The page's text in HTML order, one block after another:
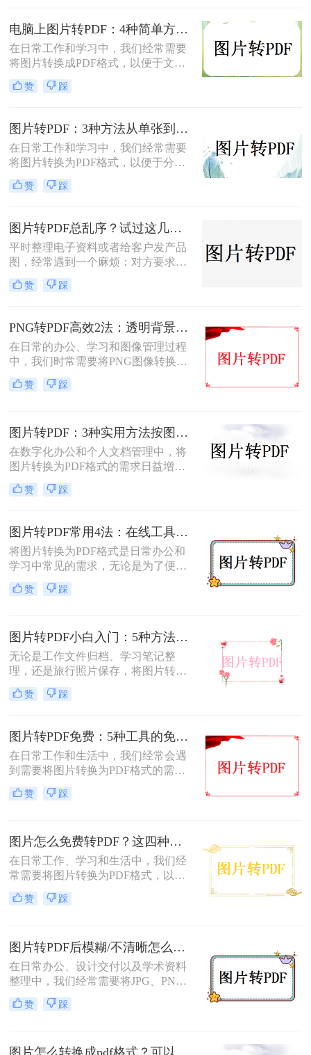
行，转完PDF却模糊了；十几页的扫
描件，一页一页转太磨人；还有些涉
及隐私的文件，不敢随便往在线工具
里传。
电脑上图片转PDF：4种简单方法的操作步骤和DPI设置！
在日常工作和学习中，我们经常需要
将图片转换成PDF格式，以便于文件
的传输、存储和打印。那么电脑上怎
么图片转pdf呢？本文将介绍三种在电
您根据不同的需求选择最合适的方
法。
赞 踩
图片转PDF：3种方法从单张到批量转换的操作差异！
在日常工作和学习中，我们经常需要
将图片转换为PDF格式，以便于分
享、打印和存档。那么图片怎么转pdf
呢？本文将介绍三种常用的将图片转
同的需求选择最合适的方式。
赞 踩
图片转PDF总乱序？试过这几个方法后顺手多了
平时整理电子资料或者给客户发产品
图，经常遇到一个麻烦：对方要求把
一堆零散的图片打包成一个完整的
PDF文件。如果一张张发过去，不仅
混。很多朋友一搜“图片转pdf怎么
弄”，出来一堆复杂的教程，其实只
要找对工具，这事儿非常简单。本文
就按大家最常用的场景（在线免安
装、批量处理、手机自带功能）整理
了几个亲测好用的办法，帮你轻松搞
赞 踩
PNG转PDF高效2法：透明背景保留和文件压缩设置！
在日常的办公、学习和图像管理过程
中，我们时常需要将PNG图像转换为
PDF文件。PDF文件格式因其良好的
兼容性、稳定性和在不同设备上显示
片转PDF的方法。
赞 踩
图片转PDF：3种实用方法按图片格式（JPG/PNG/BMP）选！
在数字化办公和个人文档管理中，将
图片转换为PDF格式的需求日益增
长。PDF（Portable Document
Format）因其跨平台兼容性、不易变
享。那么如何把图片转换成PDF呢？
本文将介绍几种实用的方法来帮助您
完成图片到PDF的转换。
赞 踩
图片转PDF常用4法：在线工具、桌面软件、手机APP和打印导出的适用边界！
将图片转换为PDF格式是日常办公和
学习中常见的需求，无论是为了便于
分享、存储还是打印。那么图片转为
pdf怎么弄呢？本文将介绍几种常用的
赞 踩
图片转PDF小白入门：5种方法从最简单到最专业逐步升级！
无论是工作文件归档、学习笔记整
理，还是旅行照片保存，将图片转换
为PDF都能让内容更规范、更易分
享。那么如何图片转pdf呢？本文提供
5种常用方法，3分钟即可学会！
赞 踩
图片转PDF免费：5种工具的免费额度、水印和文件限制对比！
在日常工作和生活中，我们经常会遇
到需要将图片转换为PDF格式的需
求。无论是为了方便存档、分享或打
印，将图片转换为PDF格式是一项很
简便方法来帮助您免费将图片转换为
PDF格式。
赞 踩
图片怎么免费转PDF？这四种方法轻松搞定！
在日常工作、学习和生活中，我们经
常需要将图片转换为PDF格式，以便
于分享、打印或存档。PDF文件因其
跨平台兼容性、保持格式不变以及安
片转换为PDF，无需花费任何费用即
可轻松完成转换。那么图片怎么免费
转PDF呢？本文将为您详细介绍几种
赞 踩
图片转PDF后模糊/不清晰怎么办？三种有效方法帮你解决！
在日常办公、设计交付以及学术资料
整理中，我们经常需要将JPG、PNG
等格式的图片合并转换为PDF文档。
然而，许多用户都遇到过这样一个令
赞 踩